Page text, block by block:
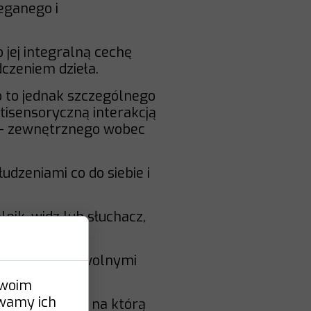
i
jej integralną cechę
dzieła.
to jednak szczególnego
interakcją
zewnętrznego wobec
co do siebie i
widz lub słuchacz,
ogólniej dowolnymi
odbiorcy, na którą
ich